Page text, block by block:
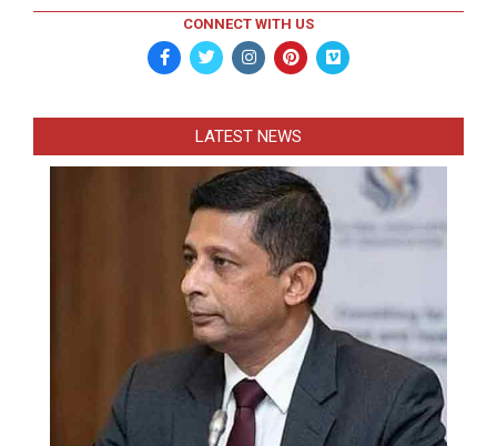
CONNECT WITH US
LATEST NEWS